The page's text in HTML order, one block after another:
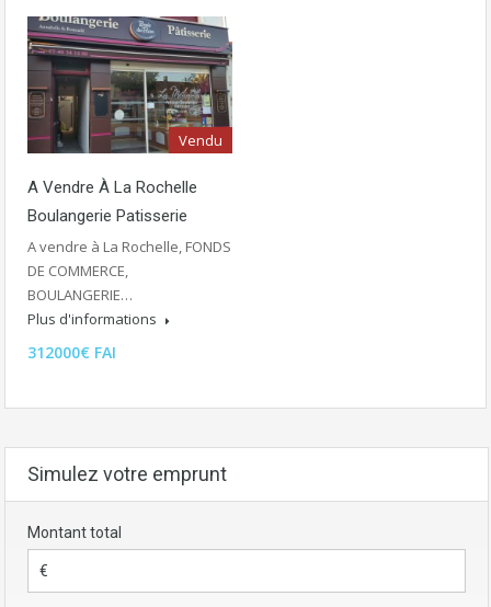
Vendu
A Vendre À La Rochelle
Boulangerie Patisserie
A vendre à La Rochelle, FONDS
DE COMMERCE,
BOULANGERIE…
Plus d'informations
312000€ FAI
Simulez votre emprunt
Montant total